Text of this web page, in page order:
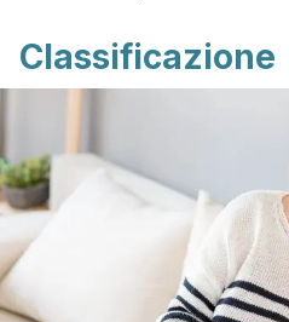
Classificazione